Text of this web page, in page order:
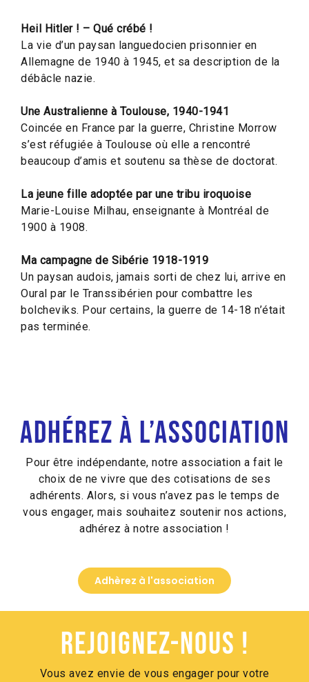
Heil Hitler ! – Qué crébé !
La vie d’un paysan languedocien prisonnier en
Allemagne de 1940 à 1945, et sa description de la
débâcle nazie.
Une Australienne à Toulouse, 1940-1941
Coincée en France par la guerre, Christine Morrow
s’est réfugiée à Toulouse où elle a rencontré
beaucoup d’amis et soutenu sa thèse de doctorat.
La jeune fille adoptée par une tribu iroquoise
Marie-Louise Milhau, enseignante à Montréal de
1900 à 1908.
Ma campagne de Sibérie 1918-1919
Un paysan audois, jamais sorti de chez lui, arrive en
Oural par le Transsibérien pour combattre les
bolcheviks. Pour certains, la guerre de 14-18 n’était
pas terminée.
Adhérez à l’association
Pour être indépendante, notre association a fait le
choix de ne vivre que des cotisations de ses
adhérents. Alors, si vous n’avez pas le temps de
vous engager, mais souhaitez soutenir nos actions,
adhérez à notre association !
Adhèrez à l'association
Rejoignez-nous !
Vous avez envie de vous engager pour votre